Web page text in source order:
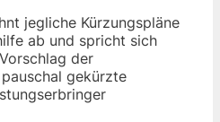
jegliche Kürzungspläne
ab und spricht sich
der
gekürzte